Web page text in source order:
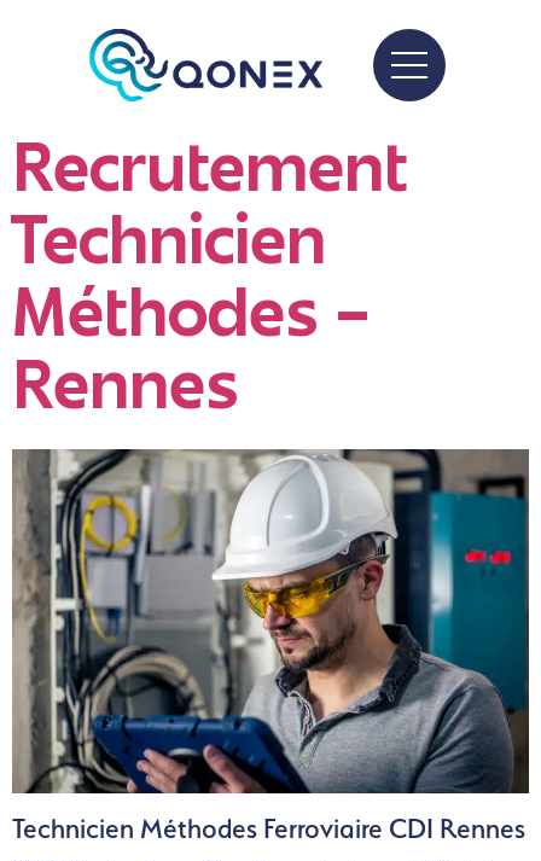
Recrutement
Technicien
Méthodes –
Rennes
Technicien Méthodes Ferroviaire CDI Rennes